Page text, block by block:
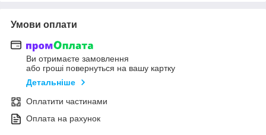
Умови оплати
Ви отримаєте замовлення
або гроші повернуться на вашу картку
Детальніше
Оплатити частинами
Оплата на рахунок